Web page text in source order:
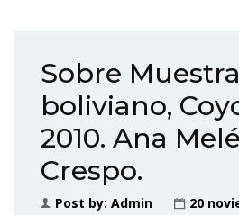
Sobre
boliviano,
2010. Ana
Crespo.
Post by: Admin
20